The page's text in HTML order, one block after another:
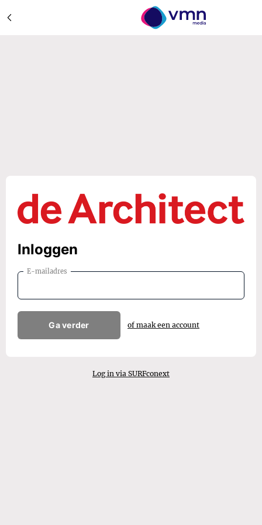
Inloggen
E-mailadres
Ga verder of maak een account
Log in via SURFconext